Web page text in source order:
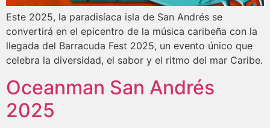
Este 2025, la paradisíaca isla de San Andrés se
convertirá en el epicentro de la música caribeña con la
llegada del Barracuda Fest 2025, un evento único que
celebra la diversidad, el sabor y el ritmo del mar Caribe.
Oceanman San Andrés
2025